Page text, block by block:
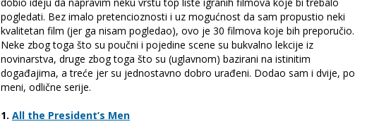
pogledati. Bez imalo pretencioznosti i uz mogućnost da sam propustio neki
kvalitetan film (jer ga nisam pogledao), ovo je 30 filmova koje bih preporučio.
Neke zbog toga što su poučni i pojedine scene su bukvalno lekcije iz
novinarstva, druge zbog toga što su (uglavnom) bazirani na istinitim
događajima, a treće jer su jednostavno dobro urađeni. Dodao sam i dvije, po
meni, odlične serije.
1. All the President’s Men